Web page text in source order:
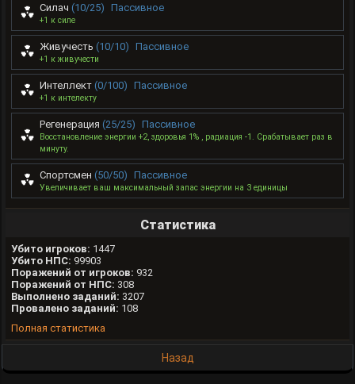
Силач (10/25) Пассивное
+1 к силе
Живучесть (10/10) Пассивное
+1 к живучести
Интеллект (0/100) Пассивное
+1 к интелекту
Регенерация (25/25) Пассивное
Восстановление энергии +2, здоровья 1% , радиация -1. Срабатывает раз в
минуту.
Спортсмен (50/50) Пассивное
Увеличивает ваш максимальный запас энергии на 3 единицы
Статистика
Убито игроков: 1447
Убито НПС: 99903
Поражений от игроков: 932
Поражений от НПС: 308
Выполнено заданий: 3207
Провалено заданий: 108
Полная статистика
Назад